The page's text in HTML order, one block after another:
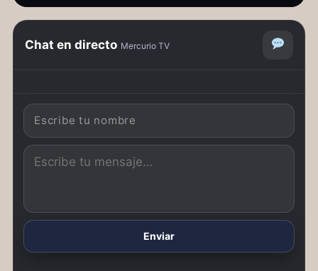
Chat en directo Mercurio TV
Enviar